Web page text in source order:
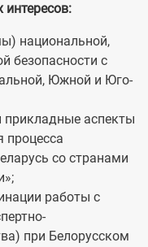
интересов:
национальной,
безопасности с
Южной и Юго-
прикладные аспекты
процесса
со странами
работы с
при Белорусском